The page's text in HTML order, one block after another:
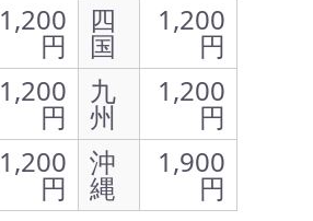
1,200
円
四
国
1,200
円
1,200
円
九
州
1,200
円
1,200
円
沖
縄
1,900
円